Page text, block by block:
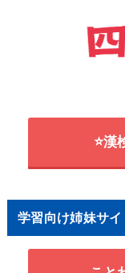
⭐漢
学習向け姉妹サイ